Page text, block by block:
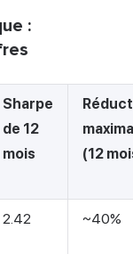
:
Sharpe
de 12
mois
(12
2.42 ~40%